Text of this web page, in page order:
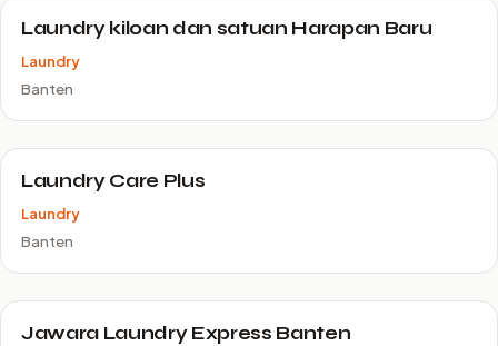
Laundry kiloan dan satuan Harapan Baru
Laundry
Banten
Laundry Care Plus
Laundry
Banten
Jawara Laundry Express Banten